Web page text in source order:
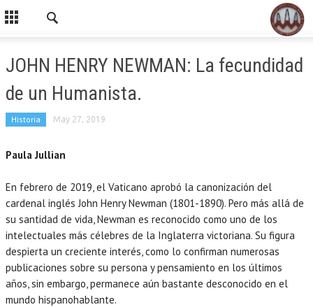
JOHN HENRY NEWMAN: La fecundidad
de un Humanista.
Historia May 27, 2019
Paula Jullian
En febrero de 2019, el Vaticano aprobó la canonización del
cardenal inglés John Henry Newman (1801-1890). Pero más allá de
su santidad de vida, Newman es reconocido como uno de los
intelectuales más célebres de la Inglaterra victoriana. Su figura
despierta un creciente interés, como lo confirman numerosas
publicaciones sobre su persona y pensamiento en los últimos
años, sin embargo, permanece aún bastante desconocido en el
mundo hispanohablante.